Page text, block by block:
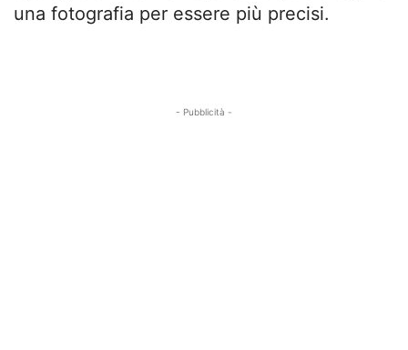
una fotografia per essere più precisi.
- Pubblicità -